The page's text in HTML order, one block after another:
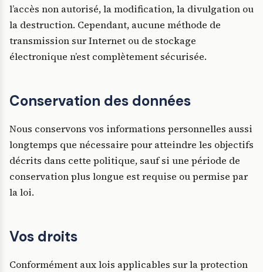
l’accès non autorisé, la modification, la divulgation ou
la destruction. Cependant, aucune méthode de
transmission sur Internet ou de stockage
électronique n’est complètement sécurisée.
Conservation des données
Nous conservons vos informations personnelles aussi
longtemps que nécessaire pour atteindre les objectifs
décrits dans cette politique, sauf si une période de
conservation plus longue est requise ou permise par
la loi.
Vos droits
Conformément aux lois applicables sur la protection